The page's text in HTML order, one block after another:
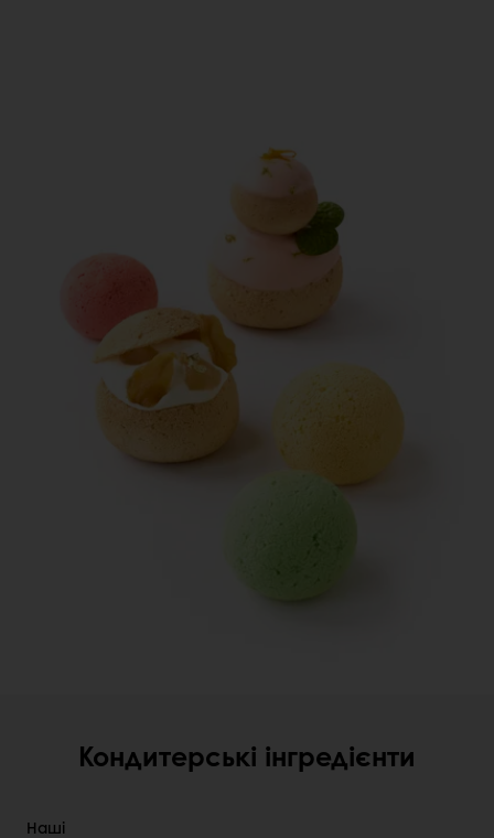
Кондитерські інгредієнти
Наші